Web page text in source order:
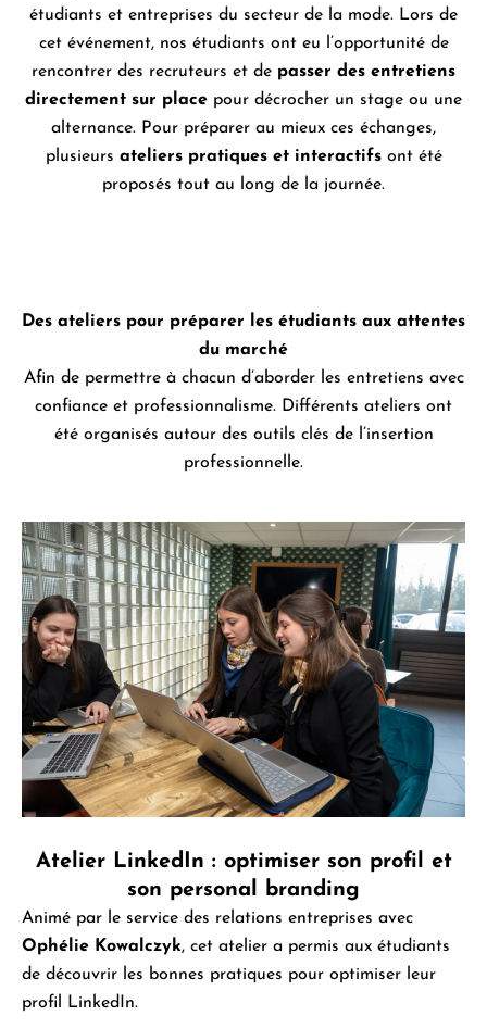
étudiants et entreprises du secteur de la mode. Lors de
cet événement, nos étudiants ont eu l’opportunité de
rencontrer des recruteurs et de passer des entretiens
directement sur place pour décrocher un stage ou une
alternance. Pour préparer au mieux ces échanges,
plusieurs ateliers pratiques et interactifsont été
proposés tout au long de la journée.
Des ateliers pour préparer les étudiants aux attentes
du marché
Afin de permettre à chacun d’aborder les entretiens avec
confiance et professionnalisme. Différents ateliers ont
été organisés autour des outils clés de l’insertion
professionnelle.
Atelier LinkedIn : optimiser son profil et
son personal branding
Animé par le service des relations entreprises avec
Ophélie Kowalczyk, cet atelier a permis aux étudiants
de découvrir les bonnes pratiques pour optimiser leur
profil LinkedIn.